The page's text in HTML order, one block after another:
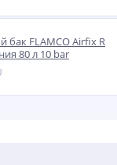
бак FLAMCO Airfix R
80 л 10 bar